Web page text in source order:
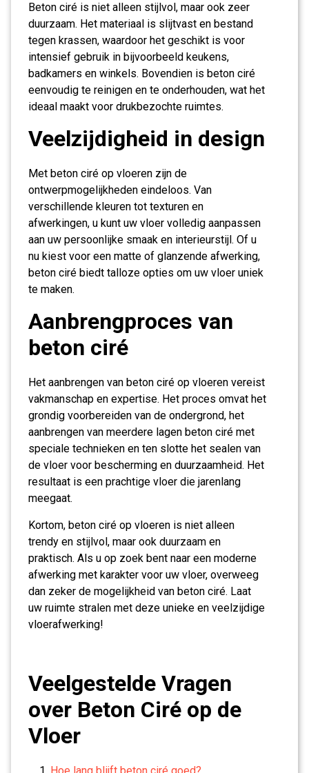
Beton ciré is niet alleen stijlvol, maar ook zeer
duurzaam. Het materiaal is slijtvast en bestand
tegen krassen, waardoor het geschikt is voor
intensief gebruik in bijvoorbeeld keukens,
badkamers en winkels. Bovendien is beton ciré
eenvoudig te reinigen en te onderhouden, wat het
ideaal maakt voor drukbezochte ruimtes.
Veelzijdigheid in design
Met beton ciré op vloeren zijn de
ontwerpmogelijkheden eindeloos. Van
verschillende kleuren tot texturen en
afwerkingen, u kunt uw vloer volledig aanpassen
aan uw persoonlijke smaak en interieurstijl. Of u
nu kiest voor een matte of glanzende afwerking,
beton ciré biedt talloze opties om uw vloer uniek
te maken.
Aanbrengproces van
beton ciré
Het aanbrengen van beton ciré op vloeren vereist
vakmanschap en expertise. Het proces omvat het
grondig voorbereiden van de ondergrond, het
aanbrengen van meerdere lagen beton ciré met
speciale technieken en ten slotte het sealen van
de vloer voor bescherming en duurzaamheid. Het
resultaat is een prachtige vloer die jarenlang
meegaat.
Kortom, beton ciré op vloeren is niet alleen
trendy en stijlvol, maar ook duurzaam en
praktisch. Als u op zoek bent naar een moderne
afwerking met karakter voor uw vloer, overweeg
dan zeker de mogelijkheid van beton ciré. Laat
uw ruimte stralen met deze unieke en veelzijdige
vloerafwerking!
Veelgestelde Vragen
over Beton Ciré op de
Vloer